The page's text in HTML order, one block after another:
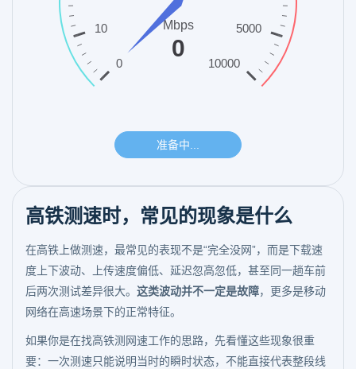
高铁测速时，常见的现象是什么
在高铁上做测速，最常见的表现不是“完全没网”，而是下载速
度上下波动、上传速度偏低、延迟忽高忽低，甚至同一趟车前
后两次测试差异很大。 这类波动并不一定是故障，更多是移动
网络在高速场景下的正常特征。
如果你是在找高铁测网速工作的思路，先看懂这些现象很重
要：一次测速只能说明当时的瞬时状态，不能直接代表整段线